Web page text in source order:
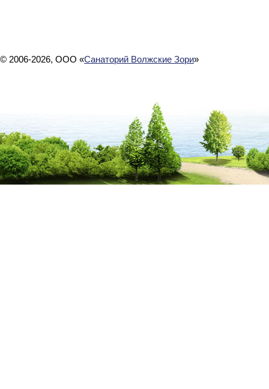
© 2006-2026, ООО «Санаторий Волжские Зори»